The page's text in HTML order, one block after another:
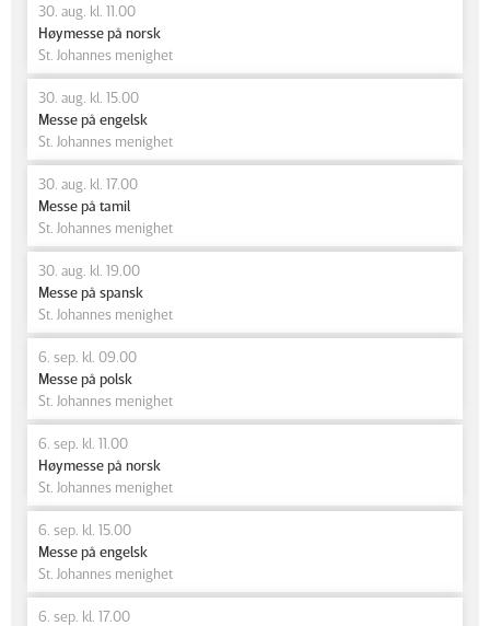
30. aug. kl. 11.00
Høymesse på norsk
St. Johannes menighet
30. aug. kl. 15.00
Messe på engelsk
St. Johannes menighet
30. aug. kl. 17.00
Messe på tamil
St. Johannes menighet
30. aug. kl. 19.00
Messe på spansk
St. Johannes menighet
6. sep. kl. 09.00
Messe på polsk
St. Johannes menighet
6. sep. kl. 11.00
Høymesse på norsk
St. Johannes menighet
6. sep. kl. 15.00
Messe på engelsk
St. Johannes menighet
6. sep. kl. 17.00